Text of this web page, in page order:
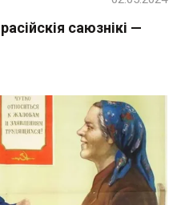
саюзнікі —